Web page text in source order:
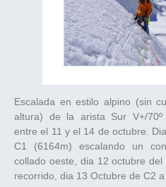
Escalada en estilo alpino (sin
altura) de la arista Sur V+/70º
entre el 11 y el 14 de octubre.
C1 (6164m) escalando un
collado oeste, dia 12 octubre
recorrido, dia 13 Octubre de C2